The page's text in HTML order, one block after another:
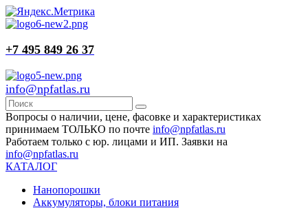
+7 495 849 26 37
info@npfatlas.ru
Вопросы о наличии, цене, фасовке и характеристиках
принимаем ТОЛЬКО по почте info@npfatlas.ru
Работаем только с юр. лицами и ИП. Заявки на
info@npfatlas.ru
КАТАЛОГ
Нанопорошки
Аккумуляторы, блоки питания